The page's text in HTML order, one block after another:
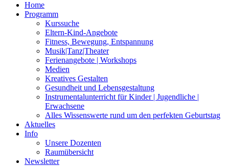
Home
Programm
Kurssuche
Eltern-Kind-Angebote
Fitness, Bewegung, Entspannung
Musik|Tanz|Theater
Ferienangebote | Workshops
Medien
Kreatives Gestalten
Gesundheit und Lebensgestaltung
Instrumentalunterricht für Kinder | Jugendliche |
Erwachsene
Alles Wissenswerte rund um den perfekten Geburtstag
Aktuelles
Info
Unsere Dozenten
Raumübersicht
Newsletter